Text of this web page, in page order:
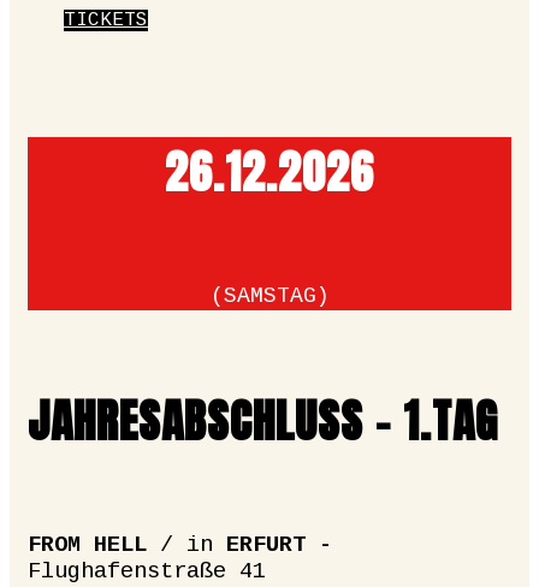
TICKETS
26.12.­2026
(SAMSTAG)
JAHRESABSCHLUSS - 1.TAG
FROM HELL / in ERFURT -
Flughafenstraße 41